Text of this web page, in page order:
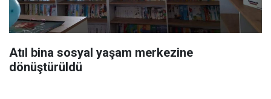
Atıl bina sosyal yaşam merkezine
dönüştürüldü